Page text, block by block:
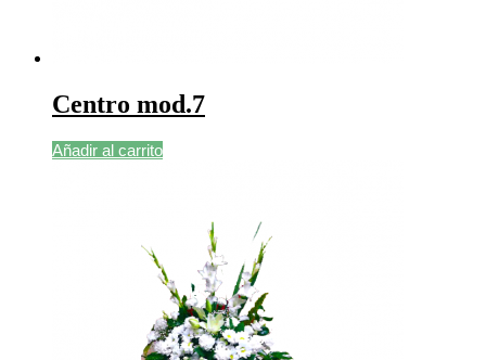
Centro mod.7
Añadir al carrito